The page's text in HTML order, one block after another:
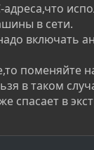
адреса,что
в сети.
включать
поменяйте
в таком
спасает в